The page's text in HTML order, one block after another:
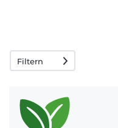
Häufige
Filtern